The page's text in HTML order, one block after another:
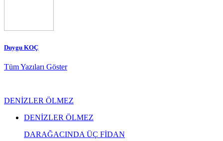
Duygu KOÇ
Tüm Yazıları Göster
DENİZLER ÖLMEZ
DENİZLER ÖLMEZ
DARAĞACINDA ÜÇ FİDAN